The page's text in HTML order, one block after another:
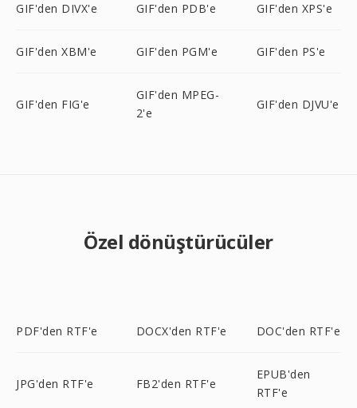
GIF'den DIVX'e GIF'den PDB'e GIF'den XPS'e
GIF'den XBM'e GIF'den PGM'e GIF'den PS'e
GIF'den FIG'e
GIF'den MPEG-
2'e
GIF'den DJVU'e
Özel dönüştürücüler
PDF'den RTF'e DOCX'den RTF'e DOC'den RTF'e
JPG'den RTF'e FB2'den RTF'e
EPUB'den
RTF'e